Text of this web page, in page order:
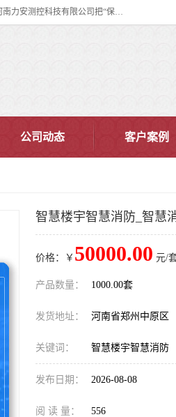
河南力安测控科技有限公司专注提供智慧消防管理系统,智慧消防系统,智慧消防云平台等设备能源管理大数据服务。河南力安测控科技有限公司把“保障设备运行安全可控,让设备管理变得简单”确定为力安的历史使命。
公司动态 客户案例
智慧楼宇智慧消防_智慧
价格：￥ 50000.00 元/
产品数量： 1000.00套
发货地址： 河南省郑州中原区
关键词： 智慧楼宇智慧消防
发布日期： 2026-08-08
阅 读 量： 556